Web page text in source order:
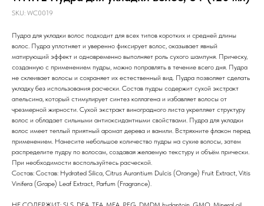
SKU: WC0019
Пудра для укладки волос подходит для всех типов коротких и средней длины
волос. Пудра уплотняет и уверенно фиксирует волос, оказывает явный
матирующий эффект и одновременно выполняет роль сухого шампуня. Прическу,
созданную с применением пудры, можно поправлять в течение всего дня. Пудра
не склеивает волосы и сохраняет их естественный вид. Пудра позволяет сделать
укладку без использования расчески. Состав пудры содержит сухой экстракт
апельсина, который стимулирует синтез коллагена и избавляет волосы от
чрезмерной жирности. Сухой экстракт виноградного листа укрепляет структуру
волос и обладает сильными антиоксидантными свойствами. Пудра для укладки
волос имеет теплый приятный аромат дерева и ванили. Встряхните флакон перед
применением. Нанесите небольшое количество пудры на сухие волосы, затем
распределите пудру по волосам, создавая желаемую текстуру и объём прически.
При необходимости воспользуйтесь расческой.
Состав: Состав: Hydrated Silica, Citrus Aurantium Dulcis (Orange) Fruit Extract, Vitis
Vinifera (Grape) Leaf Extract, Parfum (Fragrance).